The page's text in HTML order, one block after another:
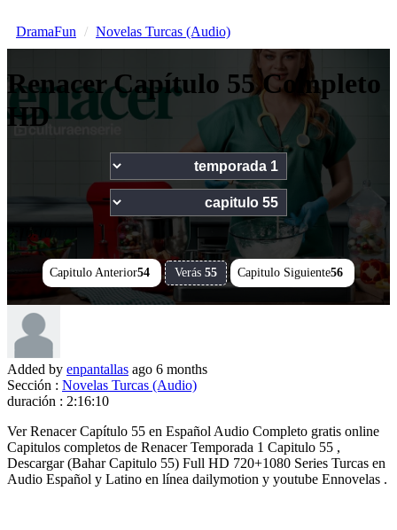
DramaFun Novelas Turcas (Audio)
Renacer Capítulo 55 Completo
HD
2:16:10
Capitulo Anterior54 Verás 55 Capitulo Siguiente56
Added by enpantallas ago 6 months
Sección : Novelas Turcas (Audio)
duración : 2:16:10
Ver Renacer Capítulo 55 en Español Audio Completo gratis online
Capitulos completos de Renacer Temporada 1 Capitulo 55 ,
Descargar (Bahar Capitulo 55) Full HD 720+1080 Series Turcas en
Audio Español y Latino en línea dailymotion y youtube Ennovelas .